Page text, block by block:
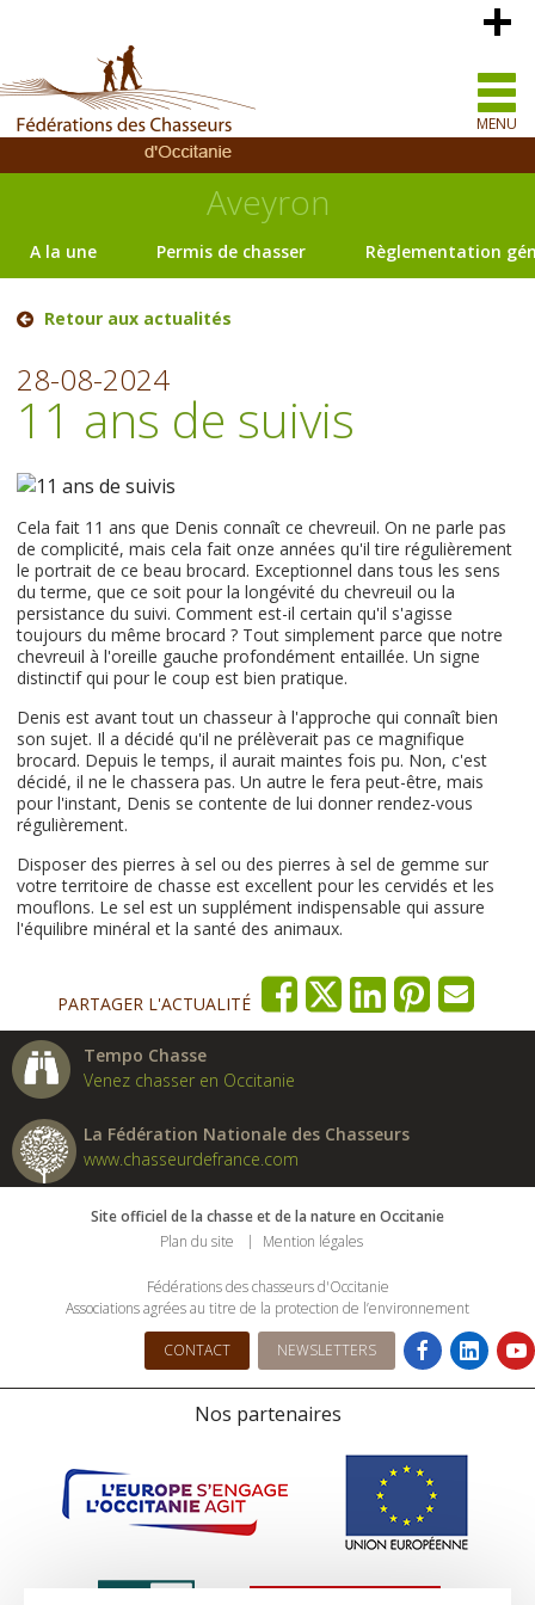
MENU
Aveyron
A la une Permis de chasser Règlementation
Retour aux actualités
28-08-2024
11 ans de suivis
Cela fait 11 ans que Denis connaît ce chevreuil. On ne parle pas
de complicité, mais cela fait onze années qu'il tire régulièrement
le portrait de ce beau brocard. Exceptionnel dans tous les sens
du terme, que ce soit pour la longévité du chevreuil ou la
persistance du suivi. Comment est-il certain qu'il s'agisse
toujours du même brocard ? Tout simplement parce que notre
chevreuil à l'oreille gauche profondément entaillée. Un signe
distinctif qui pour le coup est bien pratique.
Denis est avant tout un chasseur à l'approche qui connaît bien
son sujet. Il a décidé qu'il ne prélèverait pas ce magnifique
brocard. Depuis le temps, il aurait maintes fois pu. Non, c'est
décidé, il ne le chassera pas. Un autre le fera peut-être, mais
pour l'instant, Denis se contente de lui donner rendez-vous
régulièrement.
Disposer des pierres à sel ou des pierres à sel de gemme sur
votre territoire de chasse est excellent pour les cervidés et les
mouflons. Le sel est un supplément indispensable qui assure
l'équilibre minéral et la santé des animaux.
PARTAGER L'ACTUALITÉ
Tempo Chasse
Venez chasser en Occitanie
La Fédération Nationale des Chasseurs
www.chasseurdefrance.com
Site officiel de la chasse et de la nature en Occitanie
Plan du site
Mention légales
Fédérations des chasseurs d'Occitanie
Associations agrées au titre de la protection de l’environnement
CONTACT NEWSLETTERS
Nos partenaires